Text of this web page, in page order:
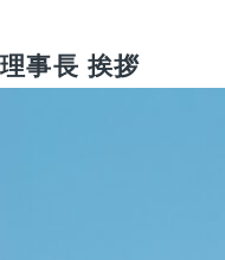
理事長 挨拶